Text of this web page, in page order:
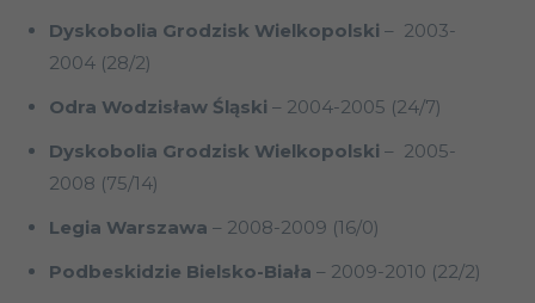
Dyskobolia Grodzisk Wielkopolski – 2003-
2004 (28/2)
Odra Wodzisław Śląski – 2004-2005 (24/7)
Dyskobolia Grodzisk Wielkopolski – 2005-
2008 (75/14)
Legia Warszawa – 2008-2009 (16/0)
Podbeskidzie Bielsko-Biała – 2009-2010 (22/2)